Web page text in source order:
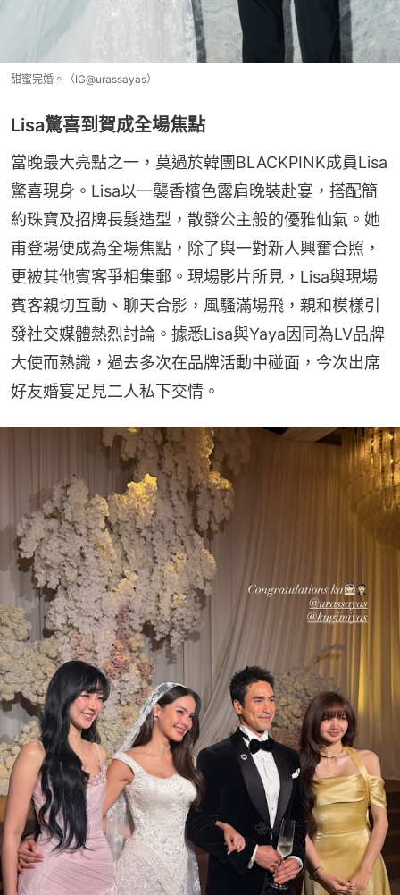
甜蜜完婚。（IG@urassayas）
Lisa驚喜到賀成全場焦點
當晚最大亮點之一，莫過於韓團BLACKPINK成員Lisa
驚喜現身。Lisa以一襲香檳色露肩晚裝赴宴，搭配簡
約珠寶及招牌長髮造型，散發公主般的優雅仙氣。她
甫登場便成為全場焦點，除了與一對新人興奮合照，
更被其他賓客爭相集郵。現場影片所見，Lisa與現場
賓客親切互動、聊天合影，風騷滿場飛，親和模樣引
發社交媒體熱烈討論。據悉Lisa與Yaya因同為LV品牌
大使而熟識，過去多次在品牌活動中碰面，今次出席
好友婚宴足見二人私下交情。